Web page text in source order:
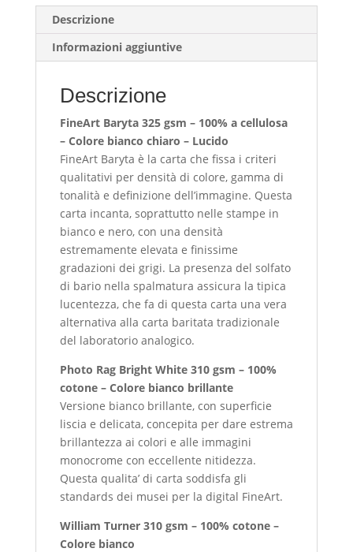
Descrizione
Informazioni aggiuntive
Descrizione
FineArt Baryta 325 gsm – 100% a cellulosa
– Colore bianco chiaro – Lucido
FineArt Baryta è la carta che fissa i criteri
qualitativi per densità di colore, gamma di
tonalità e definizione dell’immagine. Questa
carta incanta, soprattutto nelle stampe in
bianco e nero, con una densità
estremamente elevata e finissime
gradazioni dei grigi. La presenza del solfato
di bario nella spalmatura assicura la tipica
lucentezza, che fa di questa carta una vera
alternativa alla carta baritata tradizionale
del laboratorio analogico.
Photo Rag Bright White 310 gsm – 100%
cotone – Colore bianco brillante
Versione bianco brillante, con superficie
liscia e delicata, concepita per dare estrema
brillantezza ai colori e alle immagini
monocrome con eccellente nitidezza.
Questa qualita’ di carta soddisfa gli
standards dei musei per la digital FineArt.
William Turner 310 gsm – 100% cotone –
Colore bianco